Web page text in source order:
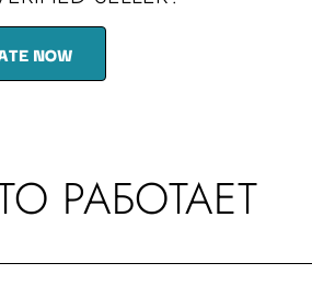
NOW
РАБОТАЕТ